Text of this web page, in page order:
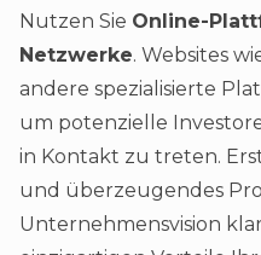
Nutzen Sie Online-
Netzwerke. Websites
andere spezialisierte
um potenzielle
in Kontakt zu treten.
und überzeugendes
Unternehmensvision